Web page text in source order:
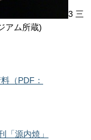
3 三
アム所蔵)
（PDF：
「源内焼」